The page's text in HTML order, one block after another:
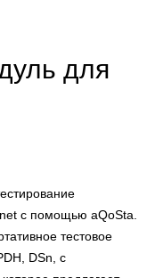
для
с помощью aQoSta.
тестовое
DSn, с